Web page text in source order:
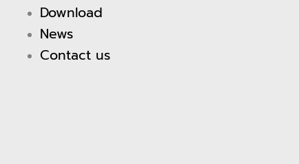
Download
News
Contact us